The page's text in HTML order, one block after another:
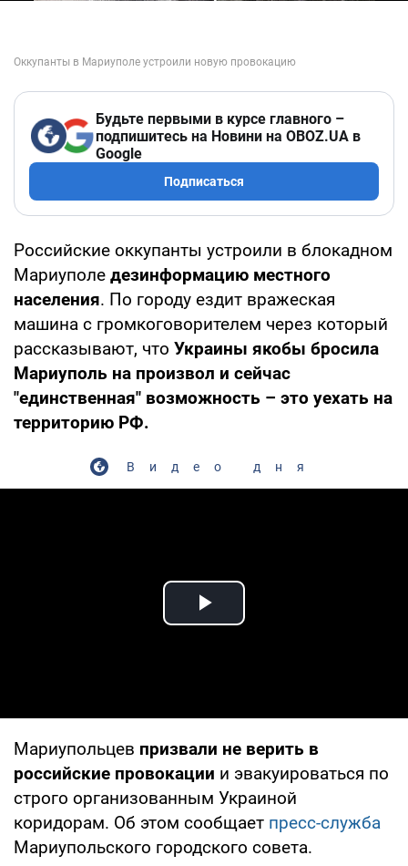
Будьте первыми в курсе главного –
подпишитесь на Новини на OBOZ.UA в
Google
Подписаться
Российские оккупанты устроили в блокадном
Мариуполе дезинформацию местного
населения. По городу ездит вражеская
машина с громкоговорителем через который
рассказывают, что Украины якобы бросила
Мариуполь на произвол и сейчас
"единственная" возможность – это уехать на
территорию РФ.
Видео дня
Play Video
Мариупольцев призвали не верить в
российские провокации и эвакуироваться по
строго организованным Украиной
коридорам. Об этом сообщает пресс-служба
Мариупольского городского совета.